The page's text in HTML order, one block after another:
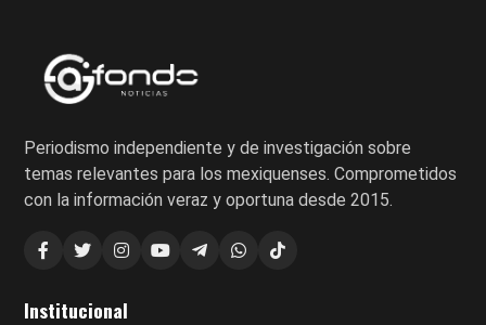
Periodismo independiente y de investigación sobre
temas relevantes para los mexiquenses. Comprometidos
con la información veraz y oportuna desde 2015.
Institucional